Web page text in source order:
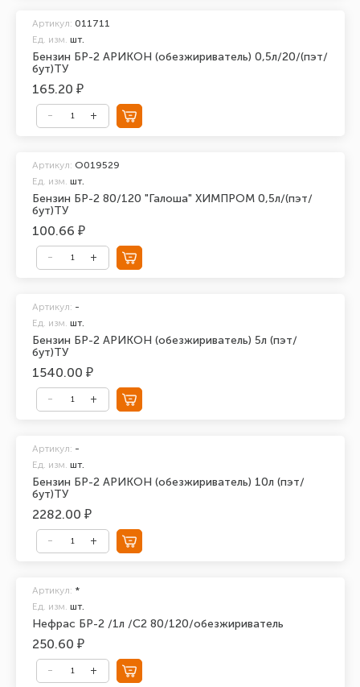
Бензин БР-2 АРИКОН (обезжириватель) 0,5л/20/(пэт/
бут)ТУ
Артикул: 011711
Ед. изм. шт.
165.20 ₽
Бензин БР-2 80/120 "Галоша" ХИМПРОМ 0,5л/(пэт/
бут)ТУ
Артикул: O019529
Ед. изм. шт.
100.66 ₽
Бензин БР-2 АРИКОН (обезжириватель) 5л (пэт/
бут)ТУ
Артикул: -
Ед. изм. шт.
1540.00 ₽
Бензин БР-2 АРИКОН (обезжириватель) 10л (пэт/
бут)ТУ
Артикул: -
Ед. изм. шт.
2282.00 ₽
Нефрас БР-2 /1л /С2 80/120/обезжириватель
Артикул: *
Ед. изм. шт.
250.60 ₽